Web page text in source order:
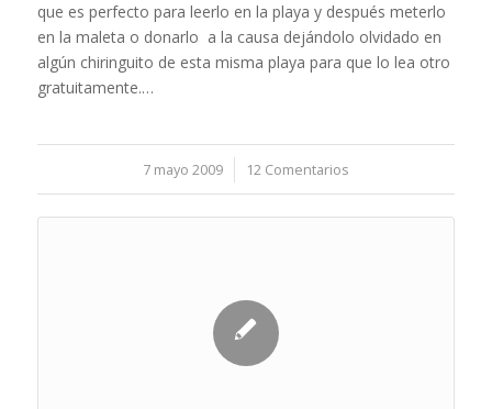
que es perfecto para leerlo en la playa y después meterlo
en la maleta o donarlo a la causa dejándolo olvidado en
algún chiringuito de esta misma playa para que lo lea otro
gratuitamente.…
7 mayo 2009
/ 12 Comentarios